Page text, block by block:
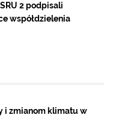
2 podpisali
współdzielenia
i zmianom klimatu w